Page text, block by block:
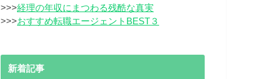
>>>経理の年収にまつわる残酷な真実
>>>おすすめ転職エージェントBEST３
新着記事